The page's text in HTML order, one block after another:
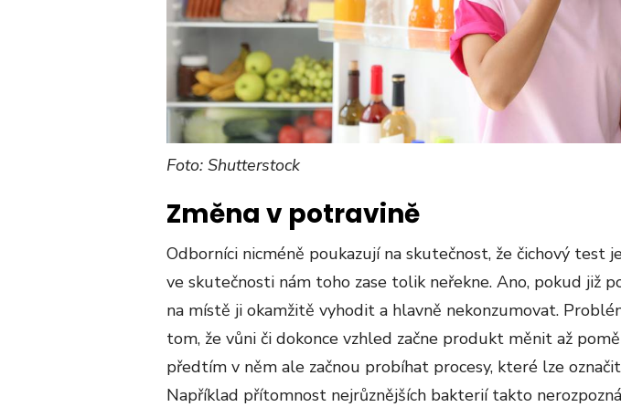
Foto: Shutterstock
Změna v potravině
Odborníci nicméně poukazují na skutečnost, že čichový test
ve skutečnosti nám toho zase tolik neřekne. Ano, pokud již
na místě ji okamžitě vyhodit a hlavně nekonzumovat.
tom, že vůni či dokonce vzhled začne produkt měnit až
předtím v něm ale začnou probíhat procesy, které lze
Například přítomnost nejrůznějších bakterií takto